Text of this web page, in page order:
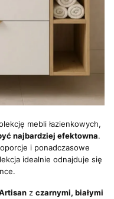
mebli łazienkowych,
najbardziej efektowna.
i ponadczasowe
idealnie odnajduje się
z czarnymi, białymi